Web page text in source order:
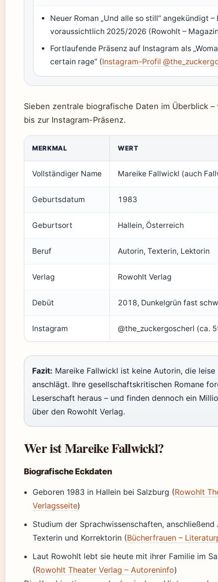
Neuer Roman „Und alle so still“ angekündigt –
voraussichtlich 2025/2026 (Rowohlt –
Fortlaufende Präsenz auf Instagram als
certain rage“ (Instagram-Profil
Sieben zentrale biografische Daten im Überblick
bis zur Instagram-Präsenz.
MERKMAL WERT
Vollständiger Name Mareike Fallwickl (auch
Geburtsdatum 1983
Geburtsort Hallein, Österreich
Beruf Autorin, Texterin, Lektorin
Verlag Rowohlt Verlag
Debüt 2018, Dunkelgrün fast
Instagram @the_zuckergoscherl (ca.
Fazit: Mareike Fallwickl ist keine Autorin, die leise
anschlägt. Ihre gesellschaftskritischen Romane
Leserschaft heraus – und finden dennoch ein
über den Rowohlt Verlag.
Wer ist Mareike Fallwickl?
Biografische Eckdaten
Geboren 1983 in Hallein bei Salzburg (Rowohlt
Verlagsseite)
Studium der Sprachwissenschaften, anschließend
Texterin und Korrektorin (Bücherfrauen –
Laut Rowohlt lebt sie heute mit ihrer Familie im
(Rowohlt Theater Verlag – Autoreninfo)